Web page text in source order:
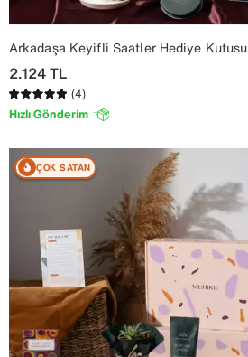
Arkadaşa Keyifli Saatler Hediye Kutusu
2.124TL
(4)
Hızlı Gönderim
ÇOK SATAN